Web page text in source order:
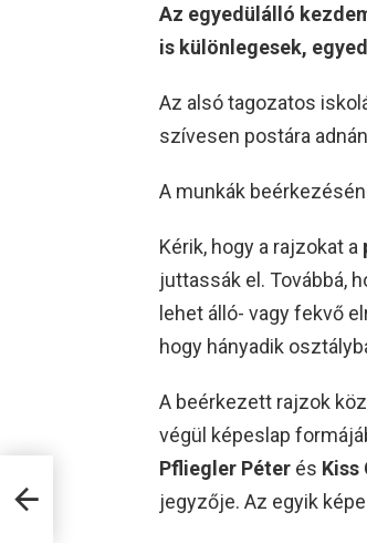
Az egyedülálló
is különlegesek,
Az alsó tagozatos
szívesen postára
A munkák
Kérik, hogy a rajzokat a
juttassák el. Továbbá,
lehet álló- vagy fekvő
hogy hányadik
A beérkezett rajzok
végül képeslap
Pfliegler Péter és Kiss
jegyzője. Az egyik